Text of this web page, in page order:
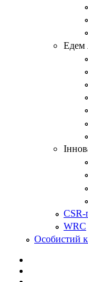
Едем
CSR-
WRC
Особистий